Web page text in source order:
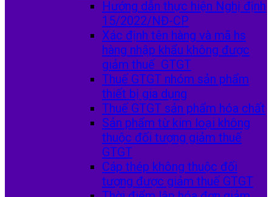
Hướng dẫn thực hiện Nghị định
15/2022/NĐ-CP
Xác định tên hàng và mã hs
hàng nhập khẩu không được
giảm thuế GTGT
Thuế GTGT nhóm sản phẩm
thiết bị gia dụng
Thuế GTGT sản phẩm hóa chất
Sản phẩm từ kim loại không
thuộc đối tượng giảm thuế
GTGT
Cáp thép không thuộc đối
tượng được giảm thuế GTGT